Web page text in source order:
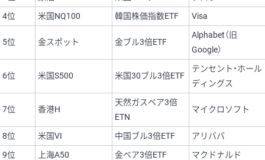
4位
米国NQ100 韓国株価指数ETF Visa
5位 金スポット 金ブル3倍ETF
Alphabet（旧
Google）
6位 米国S500 米国30ブル3倍ETF
テンセント・ホール
ディングス
7位 香港H
天然ガスベア3倍
ETN
マイクロソフト
8位 米国VI 中国ブル3倍ETF
アリババ
9位
上海A50 金ベア3倍ETF マクドナルド